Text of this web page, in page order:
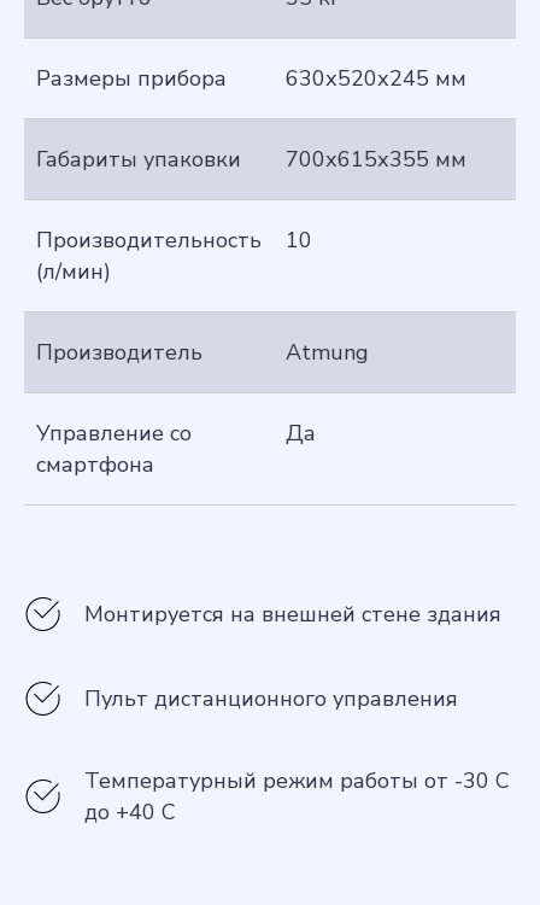
Размеры прибора 630х520х245 мм
Габариты упаковки 700х615х355 мм
Производительность
(л/мин)
10
Производитель Atmung
Управление со
смартфона
Да
Монтируется на внешней стене здания
Пульт дистанционного управления
Температурный режим работы от -30 С
до +40 С